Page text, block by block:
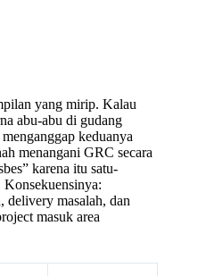
yang mirip. Kalau
abu-abu di gudang
keduanya
menangani GRC secara
karena itu satu-
Konsekuensinya:
delivery masalah, dan
masuk area